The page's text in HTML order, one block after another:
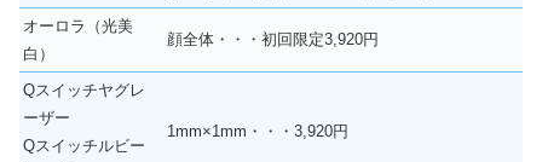
オーロラ（光美
白）
顔全体・・・初回限定3,920円
Qスイッチヤグレ
ーザー
Qスイッチルビー
1mm×1mm・・・3,920円